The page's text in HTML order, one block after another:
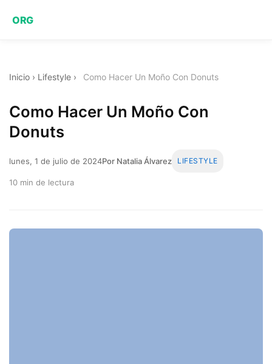
ORG
Inicio › Lifestyle › Como Hacer Un Moño Con Donuts
Como Hacer Un Moño Con
Donuts
lunes, 1 de julio de 2024Por Natalia Álvarez LIFESTYLE
10 min de lectura